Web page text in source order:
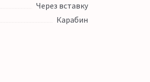
Через вставку
Карабин